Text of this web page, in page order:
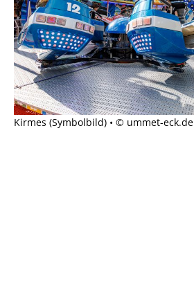
Kirmes (Symbolbild) • © ummet-eck.de